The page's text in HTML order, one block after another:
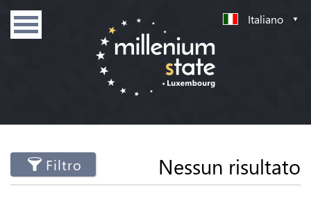
Italiano
Filtro Nessun risultato